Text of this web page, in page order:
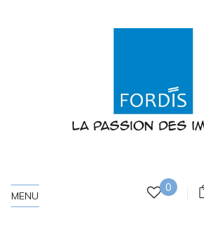
0
MENU